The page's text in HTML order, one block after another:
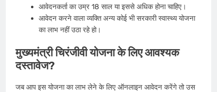
आवेदनकर्ता का उम्र 18 साल या इससे अधिक होना चाहिए।
आवेदन करने वाला व्यक्ति अन्य कोई भी सरकारी स्वास्थ्य योजना
का लाभ नहीं उठा रहे हो।
मुख्यमंत्री चिरंजीवी योजना के लिए आवश्यक
दस्तावेज?
जब आप इस योजना का लाभ लेने के लिए ऑनलाइन आवेदन करेंगे तो उस